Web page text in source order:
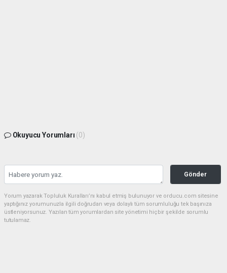
Okuyucu Yorumları (0)
Gönder
Yorum yazarak Topluluk Kuralları’nı kabul etmiş bulunuyor ve orducu.com sitesine
yaptığınız yorumunuzla ilgili doğrudan veya dolaylı tüm sorumluluğu tek başınıza
üstleniyorsunuz. Yazılan tüm yorumlardan site yönetimi hiçbir şekilde sorumlu
tutulamaz.